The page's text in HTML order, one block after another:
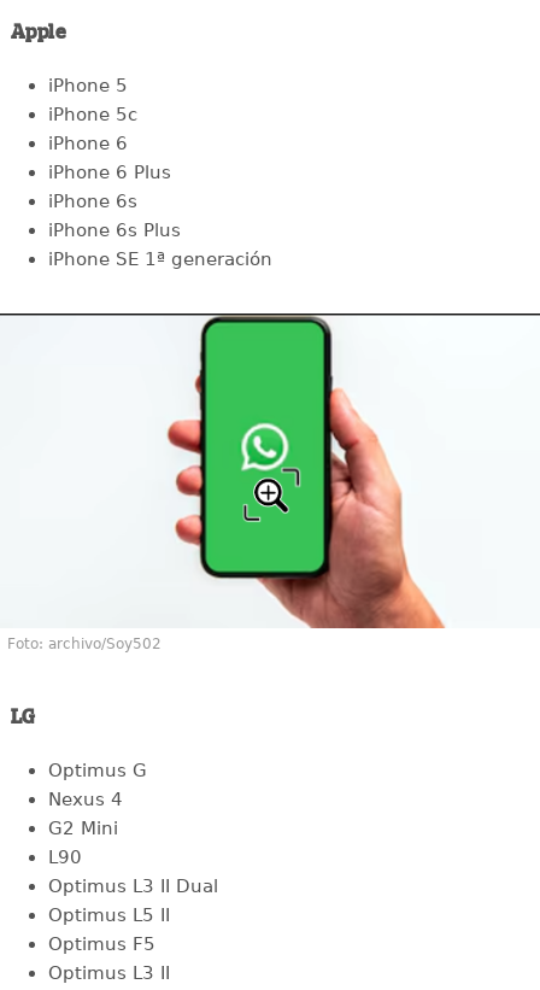
Apple
iPhone 5
iPhone 5c
iPhone 6
iPhone 6 Plus
iPhone 6s
iPhone 6s Plus
iPhone SE 1ª generación
Foto: archivo/Soy502
LG
Optimus G
Nexus 4
G2 Mini
L90
Optimus L3 II Dual
Optimus L5 II
Optimus F5
Optimus L3 II